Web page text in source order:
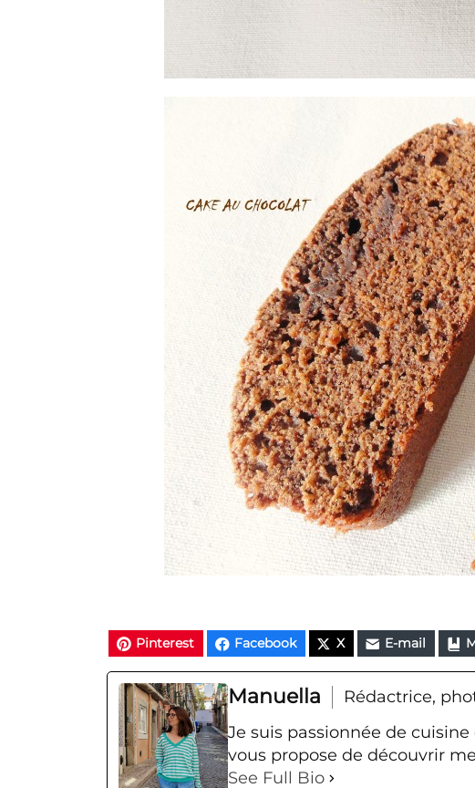
Pinterest Facebook X E-mail
Manuella
Rédactrice,
Je suis passionnée de
vous propose de découvrir
See Full Bio